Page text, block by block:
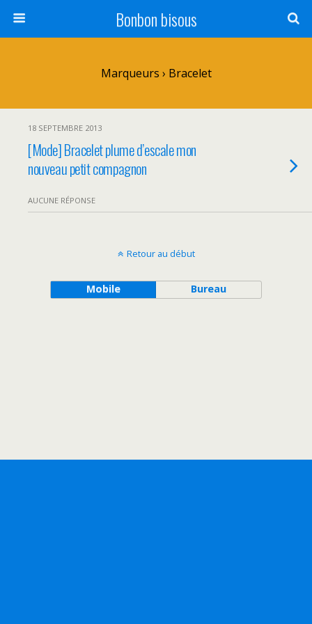
Bonbon bisous
Marqueurs › Bracelet
18 SEPTEMBRE 2013
[Mode] Bracelet plume d’escale mon
nouveau petit compagnon
AUCUNE RÉPONSE
Retour au début
Mobile Bureau